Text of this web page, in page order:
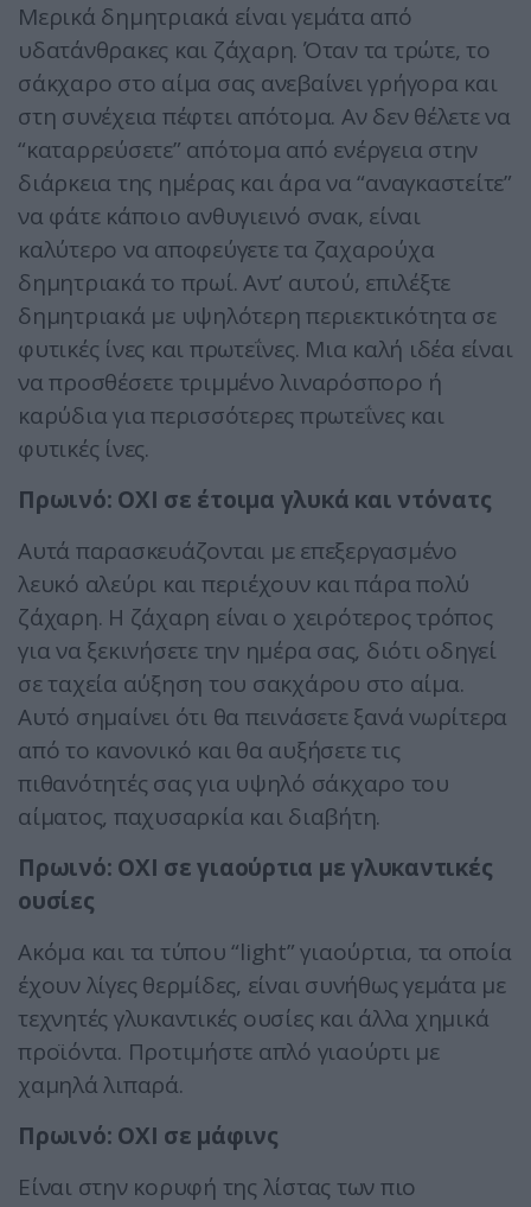
Μερικά δημητριακά είναι γεμάτα από
υδατάνθρακες και ζάχαρη. Όταν τα τρώτε, το
σάκχαρο στο αίμα σας ανεβαίνει γρήγορα και
στη συνέχεια πέφτει απότομα. Αν δεν θέλετε να
“καταρρεύσετε” απότομα από ενέργεια στην
διάρκεια της ημέρας και άρα να “αναγκαστείτε”
να φάτε κάποιο ανθυγιεινό σνακ, είναι
καλύτερο να αποφεύγετε τα ζαχαρούχα
δημητριακά το πρωί. Αντ’ αυτού, επιλέξτε
δημητριακά με υψηλότερη περιεκτικότητα σε
φυτικές ίνες και πρωτεΐνες. Μια καλή ιδέα είναι
να προσθέσετε τριμμένο λιναρόσπορο ή
καρύδια για περισσότερες πρωτεΐνες και
φυτικές ίνες.
Πρωινό: ΟΧΙ σε έτοιμα γλυκά και ντόνατς
Αυτά παρασκευάζονται με επεξεργασμένο
λευκό αλεύρι και περιέχουν και πάρα πολύ
ζάχαρη. Η ζάχαρη είναι ο χειρότερος τρόπος
για να ξεκινήσετε την ημέρα σας, διότι οδηγεί
σε ταχεία αύξηση του σακχάρου στο αίμα.
Αυτό σημαίνει ότι θα πεινάσετε ξανά νωρίτερα
από το κανονικό και θα αυξήσετε τις
πιθανότητές σας για υψηλό σάκχαρο του
αίματος, παχυσαρκία και διαβήτη.
Πρωινό: ΟΧΙ σε γιαούρτια με γλυκαντικές
ουσίες
Ακόμα και τα τύπου “light” γιαούρτια, τα οποία
έχουν λίγες θερμίδες, είναι συνήθως γεμάτα με
τεχνητές γλυκαντικές ουσίες και άλλα χημικά
προϊόντα. Προτιμήστε απλό γιαούρτι με
χαμηλά λιπαρά.
Πρωινό: ΟΧΙ σε μάφινς
Είναι στην κορυφή της λίστας των πιο